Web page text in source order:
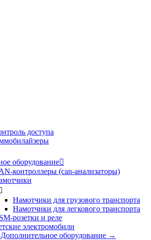
доступа
оборудование
контроллеры (can-анализаторы)
Намотчики для грузового транспорта
Намотчики для легкового транспорта
розетки и реле
электромобили
оборудование →